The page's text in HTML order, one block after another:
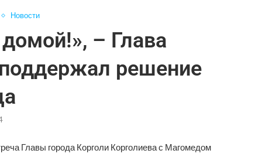
Новости
– Глава
решение
Главы города Корголи Корголиева с Магомедом